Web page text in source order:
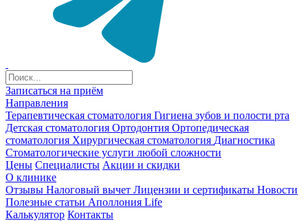
Записаться на приём
Направления
Терапевтическая стоматология Гигиена зубов и полости рта
Детская стоматология Ортодонтия Ортопедическая
стоматология Хирургическая стоматология Диагностика
Стоматологические услуги любой сложности
Цены Специалисты Акции и скидки
О клинике
Отзывы Налоговый вычет Лицензии и сертификаты Новости
Полезные статьи Аполлония Life
Калькулятор Контакты